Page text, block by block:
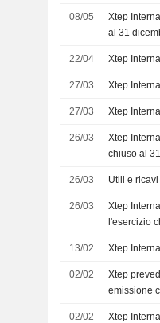
08/05
Xtep
al 31
22/04 Xtep
27/03 Xtep
27/03 Xtep
26/03
Xtep
chiuso al
26/03 Utili e
26/03
Xtep
l'esercizio
13/02 Xtep
02/02
Xtep
emissione
02/02
Xtep